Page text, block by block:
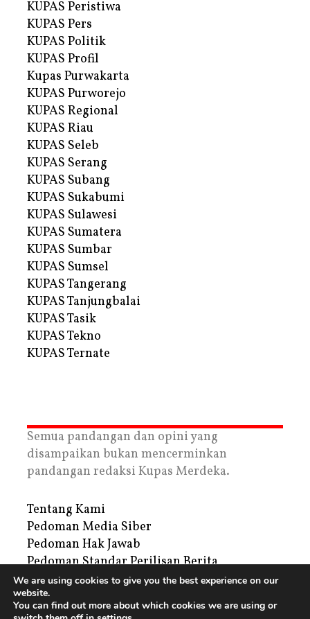
KUPAS Peristiwa
KUPAS Pers
KUPAS Politik
KUPAS Profil
Kupas Purwakarta
KUPAS Purworejo
KUPAS Regional
KUPAS Riau
KUPAS Seleb
KUPAS Serang
KUPAS Subang
KUPAS Sukabumi
KUPAS Sulawesi
KUPAS Sumatera
KUPAS Sumbar
KUPAS Sumsel
KUPAS Tangerang
KUPAS Tanjungbalai
KUPAS Tasik
KUPAS Tekno
KUPAS Ternate
Semua pandangan dan opini yang
disampaikan bukan mencerminkan
pandangan redaksi Kupas Merdeka.
Tentang Kami
Pedoman Media Siber
Pedoman Hak Jawab
Pedoman Standar Perilisan Berita
Privacy Policy
Periklanan
We are using cookies to give you the best experience on our
website.
You can find out more about which cookies we are using or